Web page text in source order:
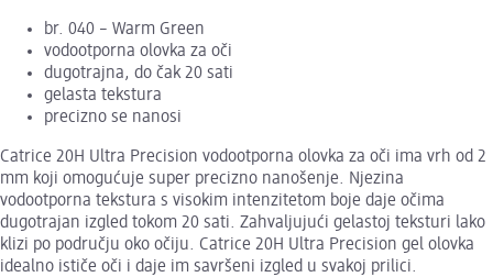
br. 040 – Warm Green
vodootporna olovka za oči
dugotrajna, do čak 20 sati
gelasta tekstura
precizno se nanosi
Catrice 20H Ultra Precision vodootporna olovka za oči ima vrh od 2
mm koji omogućuje super precizno nanošenje. Njezina
vodootporna tekstura s visokim intenzitetom boje daje očima
dugotrajan izgled tokom 20 sati. Zahvaljujući gelastoj teksturi lako
klizi po području oko očiju. Catrice 20H Ultra Precision gel olovka
idealno ističe oči i daje im savršeni izgled u svakoj prilici.